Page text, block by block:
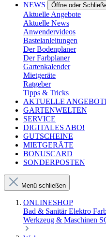
NEWS
Öffne oder
Aktuelle Angebote
Aktuelle News
Anwendervideos
Bastelanleitungen
Der Bodenplaner
Der Farbplaner
Gartenkalender
Mietgeräte
Ratgeber
Tipps & Tricks
AKTUELLE
GARTENWELTEN
SERVICE
DIGITALES ABO!
GUTSCHEINE
MIETGERÄTE
BONUSCARD
SONDERPOSTEN
Menü schließen
ONLINESHOP
Bad & SanitärElektro
Werkzeug & Maschinen